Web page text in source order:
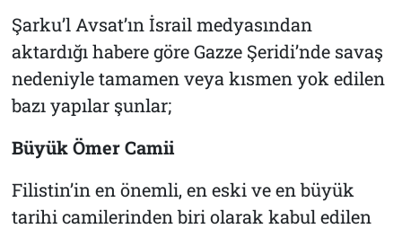
Şarku’l Avsat’ın İsrail medyasından
aktardığı habere göre Gazze Şeridi’nde savaş
nedeniyle tamamen veya kısmen yok edilen
bazı yapılar şunlar;
Büyük Ömer Camii
Filistin’in en önemli, en eski ve en büyük
tarihi camilerinden biri olarak kabul edilen